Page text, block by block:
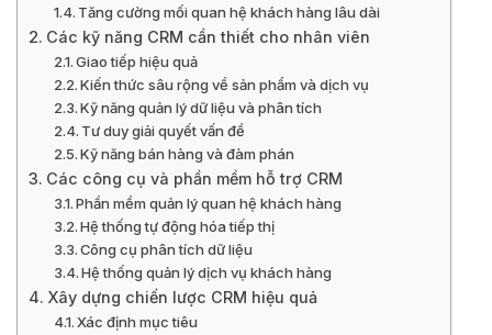
Tăng cường mối quan hệ khách hàng lâu dài
Các kỹ năng CRM cần thiết cho nhân viên
Giao tiếp hiệu quả
Kiến thức sâu rộng về sản phẩm và dịch vụ
Kỹ năng quản lý dữ liệu và phân tích
Tư duy giải quyết vấn đề
Kỹ năng bán hàng và đàm phán
Các công cụ và phần mềm hỗ trợ CRM
Phần mềm quản lý quan hệ khách hàng
Hệ thống tự động hóa tiếp thị
Công cụ phân tích dữ liệu
Hệ thống quản lý dịch vụ khách hàng
Xây dựng chiến lược CRM hiệu quả
Xác định mục tiêu